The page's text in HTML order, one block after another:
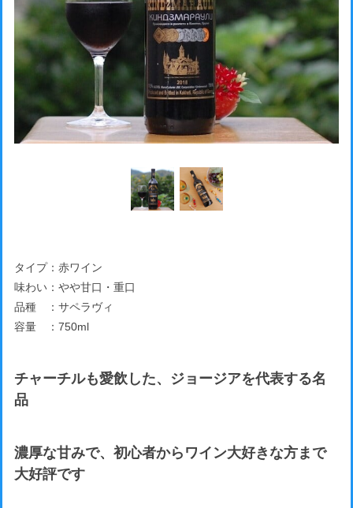
タイプ：赤ワイン
味わい：やや甘口・重口
品種 ：サペラヴィ
容量 ：750ml
チャーチルも愛飲した、ジョージアを代表する名
品
濃厚な甘みで、初心者からワイン大好きな方まで
大好評です